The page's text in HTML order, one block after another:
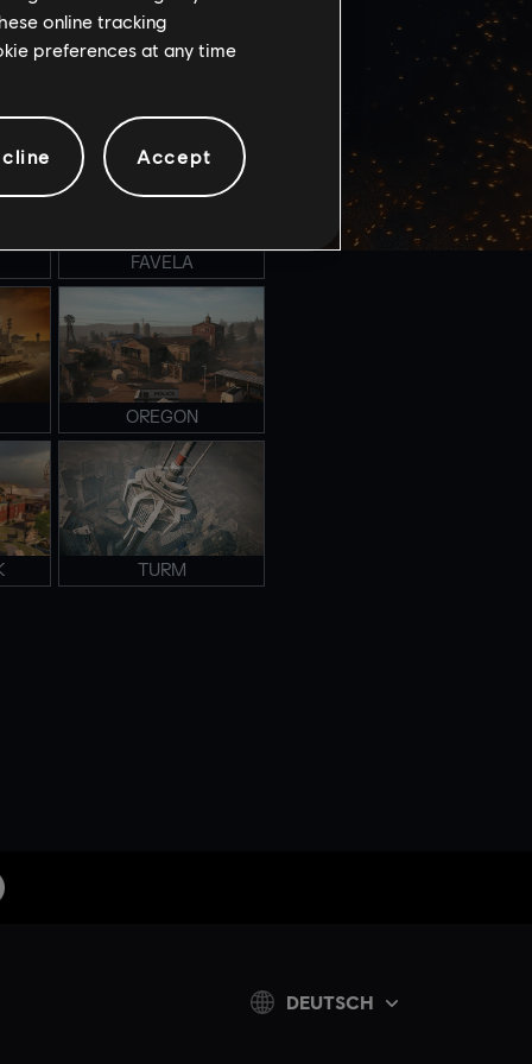
FAVELA
OREGON
TURM
DEUTSCH
online tracking
preferences at any time
Accept